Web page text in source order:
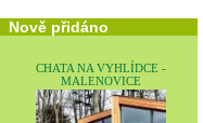
Nově přidáno
CHATA NA VYHLÍDCE -
MALENOVICE